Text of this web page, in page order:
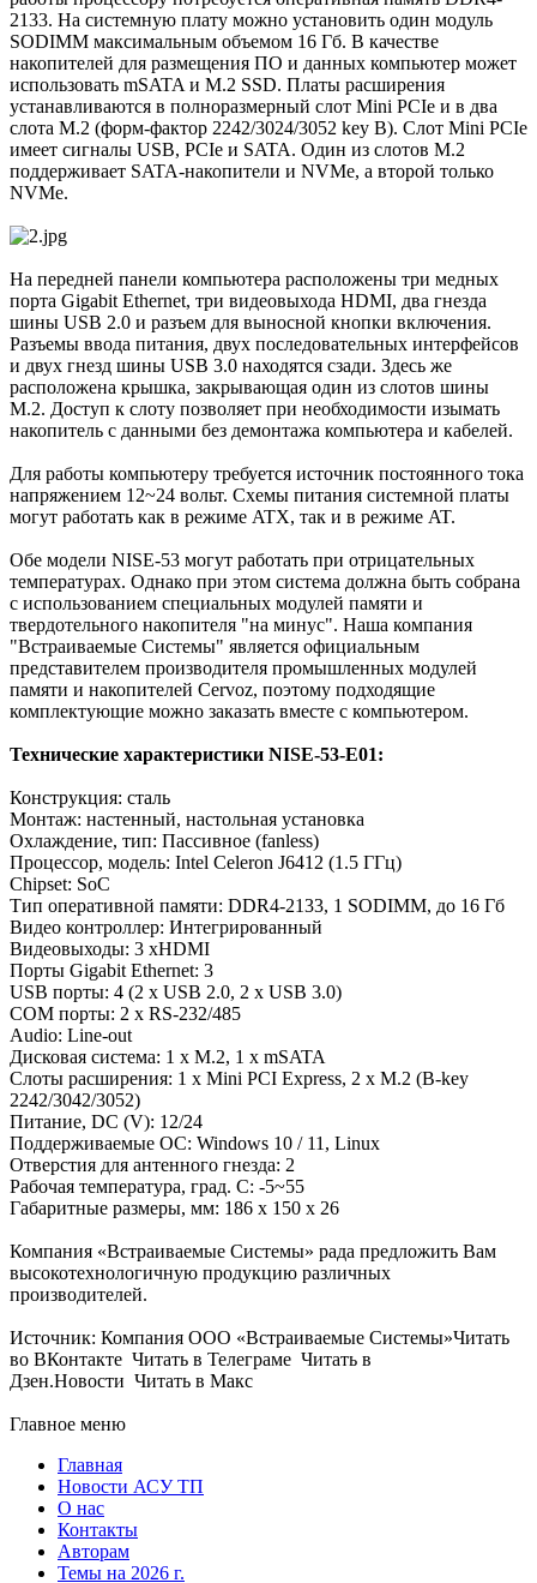
2133. На системную плату можно установить один модуль
SODIMM максимальным объемом 16 Гб. В качестве
накопителей для размещения ПО и данных компьютер может
использовать mSATA и M.2 SSD. Платы расширения
устанавливаются в полноразмерный слот Mini PCIe и в два
слота M.2 (форм-фактор 2242/3024/3052 key B). Слот Mini PCIe
имеет сигналы USB, PCIe и SATA. Один из слотов M.2
поддерживает SATA-накопители и NVMe, а второй только
NVMe.
На передней панели компьютера расположены три медных
порта Gigabit Ethernet, три видеовыхода HDMI, два гнезда
шины USB 2.0 и разъем для выносной кнопки включения.
Разъемы ввода питания, двух последовательных интерфейсов
и двух гнезд шины USB 3.0 находятся сзади. Здесь же
расположена крышка, закрывающая один из слотов шины
M.2. Доступ к слоту позволяет при необходимости изымать
накопитель с данными без демонтажа компьютера и кабелей.
Для работы компьютеру требуется источник постоянного тока
напряжением 12~24 вольт. Схемы питания системной платы
могут работать как в режиме ATX, так и в режиме AT.
Обе модели NISE-53 могут работать при отрицательных
температурах. Однако при этом система должна быть собрана
с использованием специальных модулей памяти и
твердотельного накопителя "на минус". Наша компания
"Встраиваемые Системы" является официальным
представителем производителя промышленных модулей
памяти и накопителей Cervoz, поэтому подходящие
комплектующие можно заказать вместе с компьютером.
Технические характеристики NISE-53-E01:
Конструкция: сталь
Монтаж: настенный, настольная установка
Охлаждение, тип: Пассивное (fanless)
Процессор, модель: Intel Celeron J6412 (1.5 ГГц)
Chipset: SoC
Тип оперативной памяти: DDR4-2133, 1 SODIMM, до 16 Гб
Видео контроллер: Интегрированный
Видеовыходы: 3 xHDMI
Порты Gigabit Ethernet: 3
USB порты: 4 (2 x USB 2.0, 2 x USB 3.0)
COM порты: 2 x RS-232/485
Audio: Line-out
Дисковая система: 1 x M.2, 1 x mSATA
Слоты расширения: 1 x Mini PCI Express, 2 x M.2 (B-key
2242/3042/3052)
Питание, DC (V): 12/24
Поддерживаемые ОС: Windows 10 / 11, Linux
Отверстия для антенного гнезда: 2
Рабочая температура, град. C: -5~55
Габаритные размеры, мм: 186 x 150 x 26
Компания «Встраиваемые Cистемы» рада предложить Вам
высокотехнологичную продукцию различных
производителей.
Источник: Компания ООО «Встраиваемые Системы»Читать
во ВКонтакте Читать в Телеграме Читать в
Дзен.Новости Читать в Макс
Главное меню
Главная
Новости АСУ ТП
О нас
Контакты
Авторам
Темы на 2026 г.